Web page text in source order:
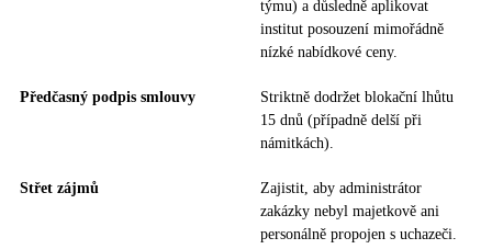
týmu) a důsledně aplikovat
institut posouzení mimořádně
nízké nabídkové ceny.
Předčasný podpis smlouvy
Striktně dodržet blokační lhůtu
15 dnů (případně delší při
námitkách).
Střet zájmů
Zajistit, aby administrátor
zakázky nebyl majetkově ani
personálně propojen s uchazeči.